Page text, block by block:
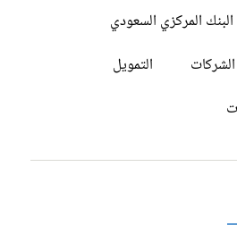
البنك المركزي السعودي
الشركات
التمويل